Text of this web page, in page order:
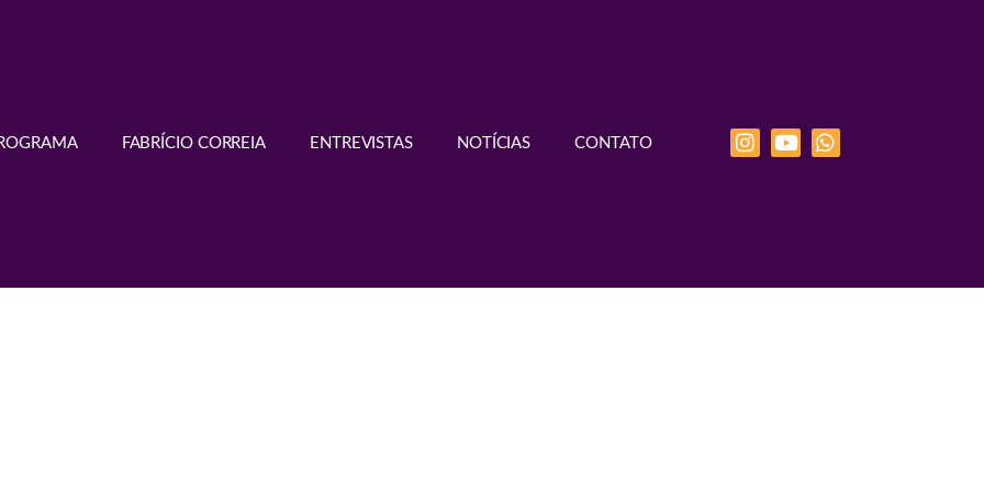
FABRÍCIO CORREIA ENTREVISTAS NOTÍCIAS CONTATO